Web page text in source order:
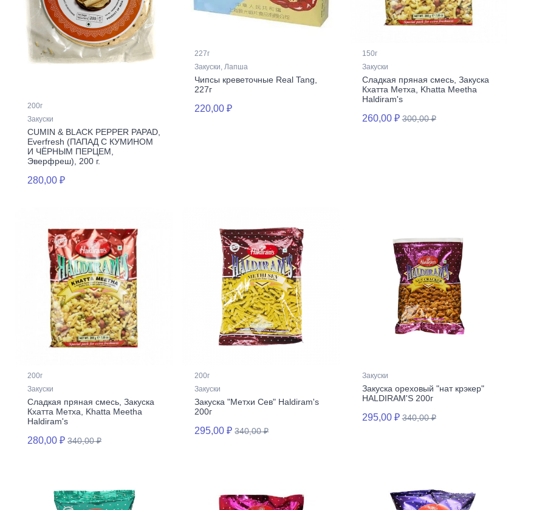
200г
Закуски
CUMIN & BLACK PEPPER PAPAD,
Everfresh (ПАПАД С КУМИНОМ
И ЧЁРНЫМ ПЕРЦЕМ,
Эверфреш), 200 г.
280,00 ₽
227г
Закуски, Лапша
Чипсы креветочные Real Tang,
227г
220,00 ₽
150г
Закуски
Сладкая пряная смесь, Закуска
Кхатта Метха, Khatta Meetha
Haldiram's
260,00 ₽ 300,00 ₽
200г
Закуски
Сладкая пряная смесь, Закуска
Кхатта Метха, Khatta Meetha
Haldiram's
280,00 ₽ 340,00 ₽
200г
Закуски
Закуска "Метхи Сев" Haldiram's
200г
295,00 ₽ 340,00 ₽
Закуски
Закуска ореховый "нат крэкер"
HALDIRAM'S 200г
295,00 ₽ 340,00 ₽